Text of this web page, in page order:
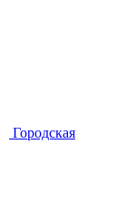
Городская